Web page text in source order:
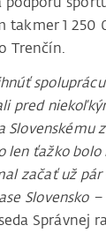
takmer 1 250
Trenčín.
pred
Slovenskému
len ťažko
začať už pár
Slovensko –
Správnej